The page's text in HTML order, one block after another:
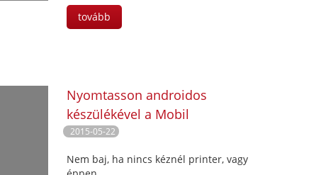
tovább
Nyomtasson androidos
készülékével a Mobil
nyomtatás appal!
2015-05-22
Nem baj, ha nincs kéznél printer, vagy